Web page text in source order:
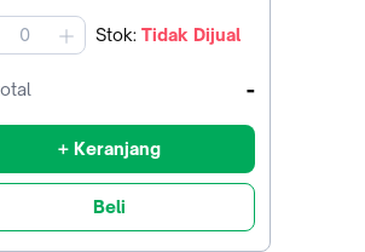
Stok: Tidak Dijual
-
+ Keranjang
Beli